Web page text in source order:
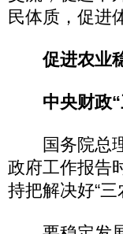
民体质，促进
促进农业
中央财政
国务院总理
政府工作报告
持把解决好“